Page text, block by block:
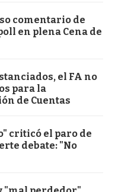
comentario de
en plena Cena de
el FA no
para la
de Cuentas
criticó el paro de
debate: "No